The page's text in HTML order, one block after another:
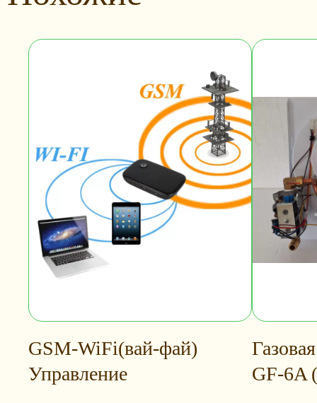
GSM-WiFi(вай-фай)
Управление
GF-6A